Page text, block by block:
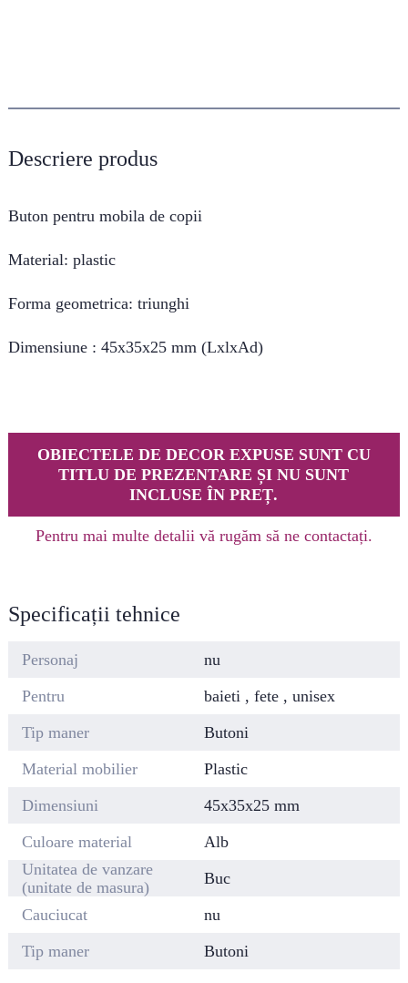
Descriere produs
Buton pentru mobila de copii
Material: plastic
Forma geometrica: triunghi
Dimensiune : 45x35x25 mm (LxlxAd)
OBIECTELE DE DECOR EXPUSE SUNT CU
TITLU DE PREZENTARE ȘI NU SUNT
INCLUSE ÎN PREȚ.
Pentru mai multe detalii vă rugăm să ne contactați.
Specificații tehnice
Personaj
nu
Pentru
baieti , fete , unisex
Tip maner
Butoni
Material mobilier
Plastic
Dimensiuni
45x35x25 mm
Culoare material
Alb
Unitatea de vanzare
(unitate de masura)
Buc
Cauciucat
nu
Tip maner
Butoni